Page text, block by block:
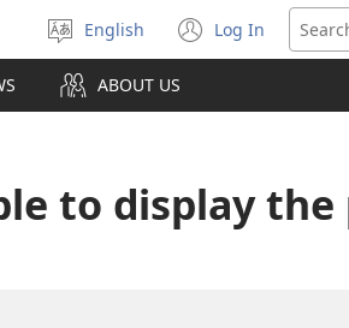
Select
language
English Log In
(opens
new
ABOUT US
to display the